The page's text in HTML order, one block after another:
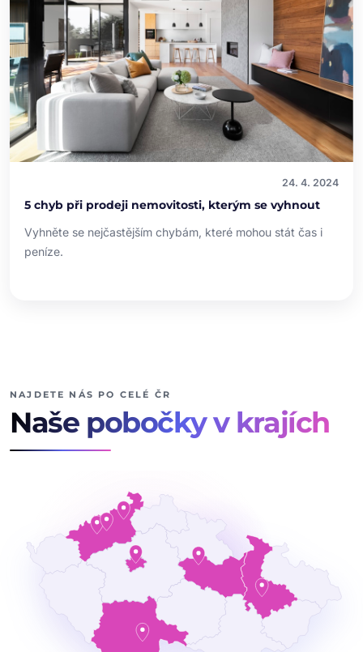
24. 4. 2024
5 chyb při prodeji nemovitosti, kterým se vyhnout
Vyhněte se nejčastějším chybám, které mohou stát čas i
peníze.
NAJDETE NÁS PO CELÉ ČR
Naše pobočky v krajích